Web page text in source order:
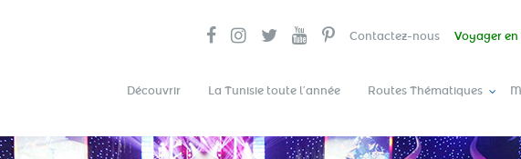
Contactez-nous Voyager en
Découvrir La Tunisie toute l’année Routes Thématiques